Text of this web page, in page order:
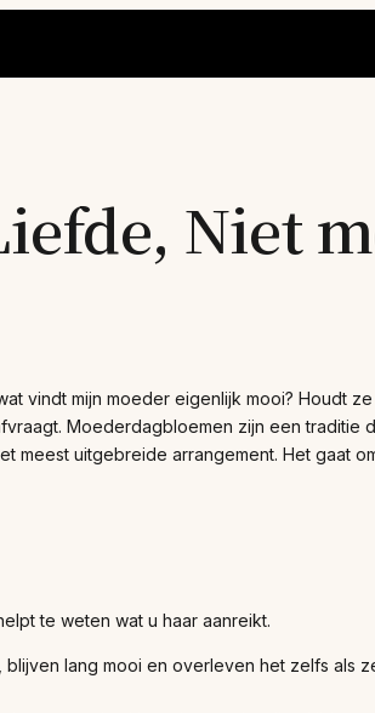
Niet
vindt mijn moeder eigenlijk mooi? Houdt
Moederdagbloemen zijn een traditie
meest uitgebreide arrangement. Het gaat
te weten wat u haar aanreikt.
lang mooi en overleven het zelfs als